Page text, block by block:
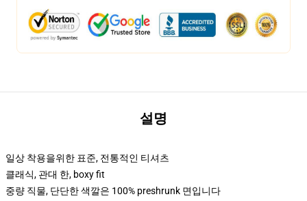
설명
일상 착용을위한 표준, 전통적인 티셔츠
클래식, 관대 한, boxy fit
중량 직물, 단단한 색깔은 100% preshrunk 면입니다